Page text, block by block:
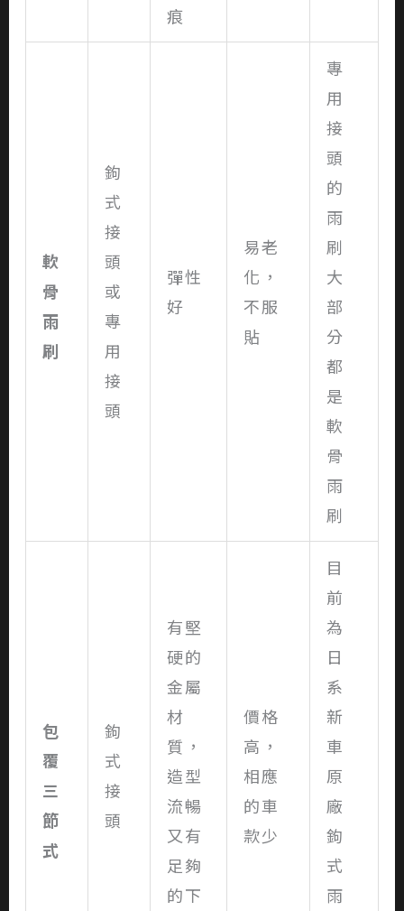
痕
軟
骨
雨
刷
鉤
式
接
頭
或
專
用
接
頭
彈性
好
易老
化，
不服
貼
專
用
接
頭
的
雨
刷
大
部
分
都
是
軟
骨
雨
刷
包
覆
三
節
式
鉤
式
接
頭
有堅
硬的
金屬
材
質，
造型
流暢
又有
足夠
的下
價格
高，
相應
的車
款少
目
前
為
日
系
新
車
原
廠
鉤
式
雨